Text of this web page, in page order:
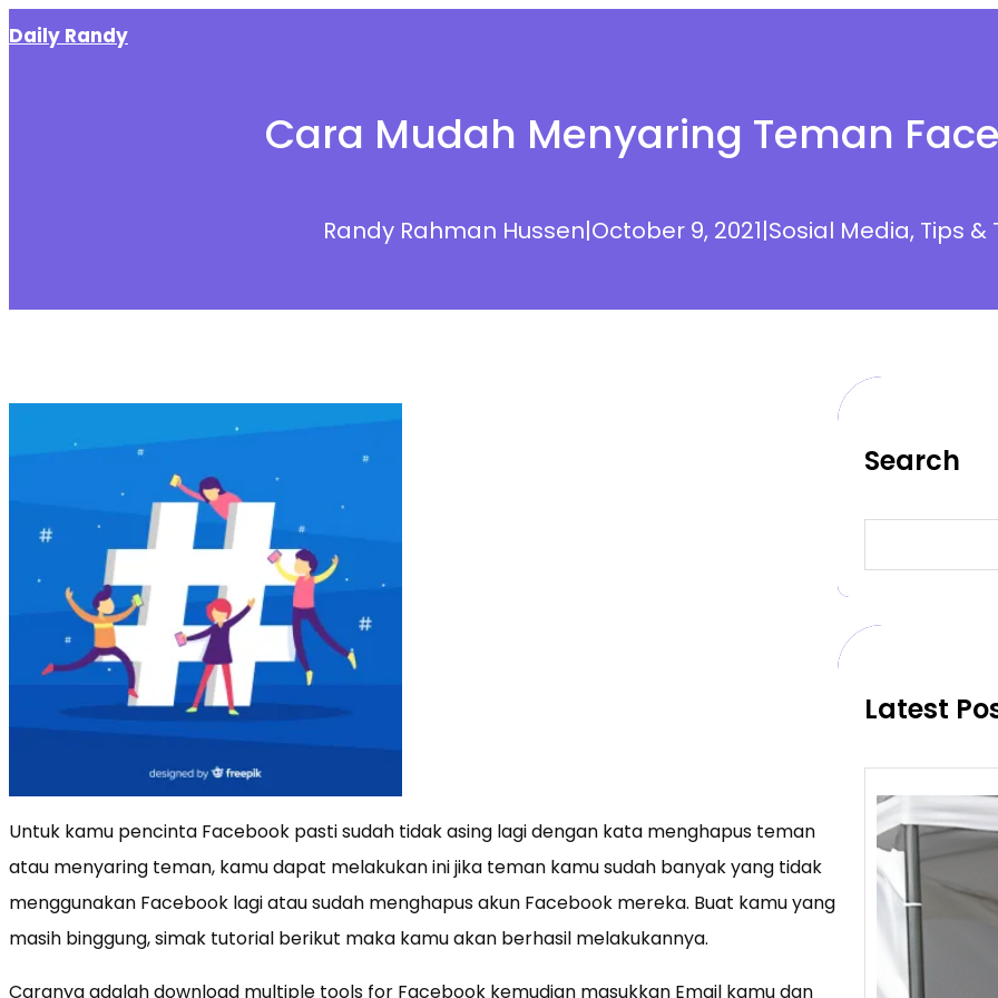
to
Daily Randy
Cara Mudah Menyaring Teman
Randy Rahman Hussen|October 9, 2021|Sosial Media, Tips &
Untuk kamu pencinta Facebook pasti sudah tidak asing lagi dengan kata menghapus teman
atau menyaring teman, kamu dapat melakukan ini jika teman kamu sudah banyak yang tidak
menggunakan Facebook lagi atau sudah menghapus akun Facebook mereka. Buat kamu yang
masih binggung, simak tutorial berikut maka kamu akan berhasil melakukannya.
Caranya adalah download multiple tools for Facebook kemudian masukkan Email kamu dan
Search
a
c
Latest